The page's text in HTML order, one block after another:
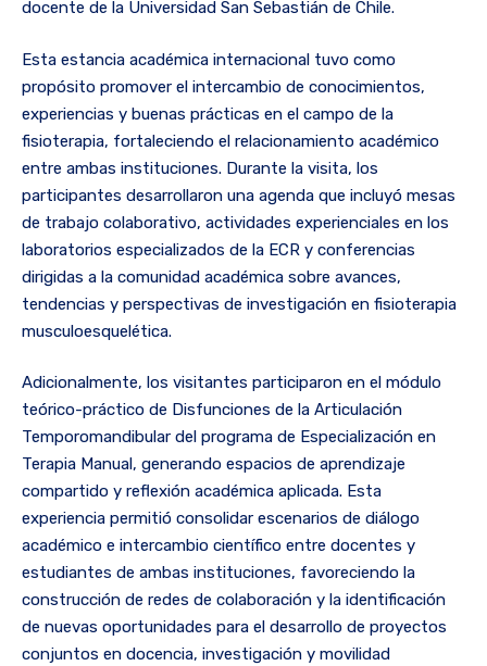
docente de la Universidad San Sebastián de Chile.
Esta estancia académica internacional tuvo como
propósito promover el intercambio de conocimientos,
experiencias y buenas prácticas en el campo de la
fisioterapia, fortaleciendo el relacionamiento académico
entre ambas instituciones. Durante la visita, los
participantes desarrollaron una agenda que incluyó mesas
de trabajo colaborativo, actividades experienciales en los
laboratorios especializados de la ECR y conferencias
dirigidas a la comunidad académica sobre avances,
tendencias y perspectivas de investigación en fisioterapia
musculoesquelética.
Adicionalmente, los visitantes participaron en el módulo
teórico-práctico de Disfunciones de la Articulación
Temporomandibular del programa de Especialización en
Terapia Manual, generando espacios de aprendizaje
compartido y reflexión académica aplicada. Esta
experiencia permitió consolidar escenarios de diálogo
académico e intercambio científico entre docentes y
estudiantes de ambas instituciones, favoreciendo la
construcción de redes de colaboración y la identificación
de nuevas oportunidades para el desarrollo de proyectos
conjuntos en docencia, investigación y movilidad